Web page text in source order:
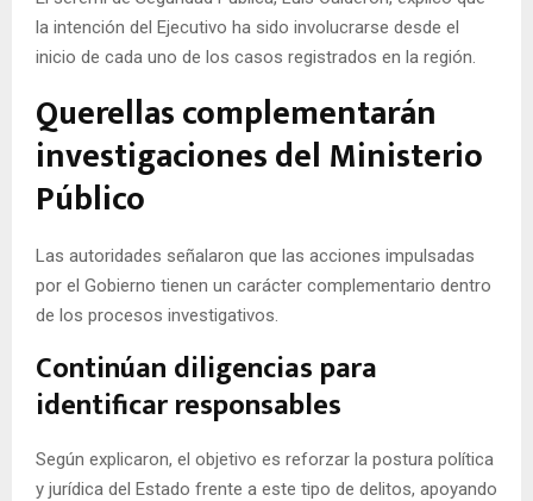
la intención del Ejecutivo ha sido involucrarse desde el
inicio de cada uno de los casos registrados en la región.
Querellas complementarán
investigaciones del Ministerio
Público
Las autoridades señalaron que las acciones impulsadas
por el Gobierno tienen un carácter complementario dentro
de los procesos investigativos.
Continúan diligencias para
identificar responsables
Según explicaron, el objetivo es reforzar la postura política
y jurídica del Estado frente a este tipo de delitos, apoyando